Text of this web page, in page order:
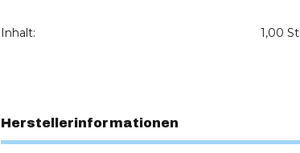
Inhalt: 1,00
Herstellerinformationen